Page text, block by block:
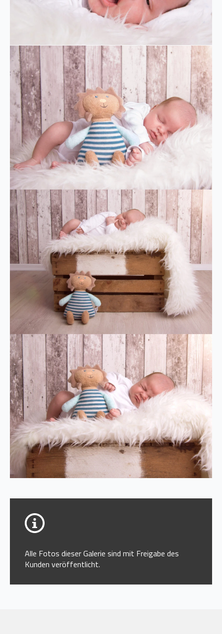
Alle Fotos dieser Galerie sind mit Freigabe des
Kunden veröffentlicht.